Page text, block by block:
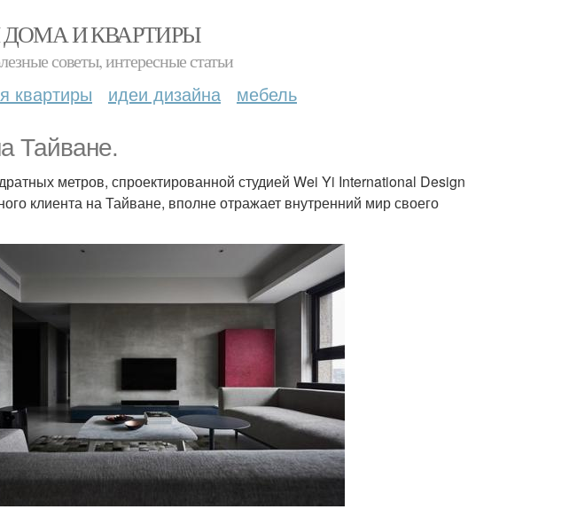
ДОМА И КВАРТИРЫ
советы, интересные статьи
квартиры идеи дизайна мебель
Тайване.
метров, спроектированной студией Wei Yi International Design
клиента на Тайване, вполне отражает внутренний мир своего